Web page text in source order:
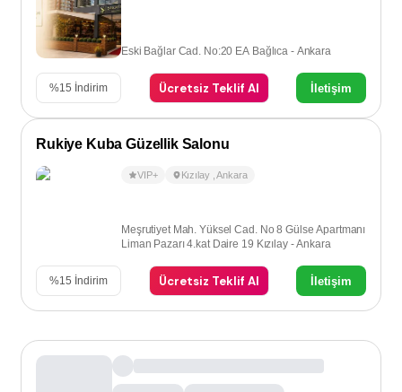
Eski Bağlar Cad. No:20 EA Bağlıca - Ankara
%15 İndirim Ücretsiz Teklif Al İletişim
Rukiye Kuba Güzellik Salonu
VIP+ Kızılay ,Ankara
Meşrutiyet Mah. Yüksel Cad. No 8 Gülse Apartmanı
Liman Pazarı 4.kat Daire 19 Kızılay - Ankara
%15 İndirim Ücretsiz Teklif Al İletişim